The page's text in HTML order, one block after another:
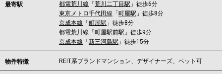
最寄駅 都電荒川線 「荒川二丁目駅 」徒歩6分
東京メトロ千代田線 「町屋駅 」徒歩8分
京成本線 「町屋駅 」徒歩8分
都電荒川線 「町屋駅前駅 」徒歩9分
京成本線 「新三河島駅 」徒歩15分
物件特徴 REIT系ブランドマンション、デザイナーズ、ペット可